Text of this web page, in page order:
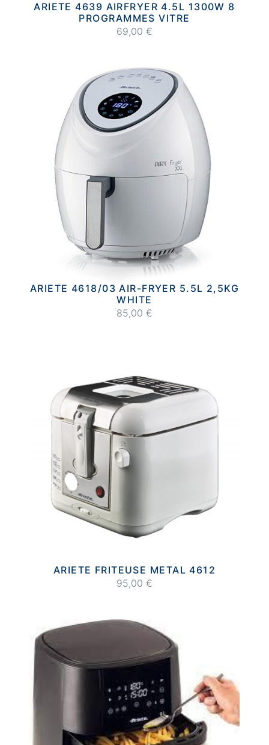
ARIETE 4639 AIRFRYER 4.5L 1300W 8
PROGRAMMES VITRE
69,00 €
ARIETE 4618/03 AIR-FRYER 5.5L 2,5KG
WHITE
85,00 €
ARIETE FRITEUSE METAL 4612
95,00 €